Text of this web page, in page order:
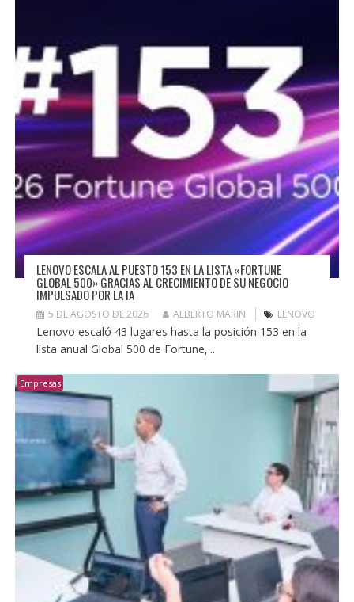
LENOVO ESCALA AL PUESTO 153 EN LA LISTA «FORTUNE
GLOBAL 500» GRACIAS AL CRECIMIENTO DE SU NEGOCIO
IMPULSADO POR LA IA
5 DE AGOSTO DE 2026 ALBERTO MARIN LENOVO
Lenovo escaló 43 lugares hasta la posición 153 en la
lista anual Global 500 de Fortune,...
Empresas